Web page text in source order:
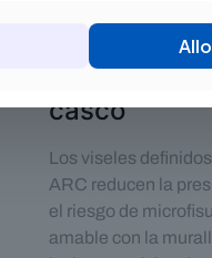
Menos
casco
Los viseles
ARC reducen la
el riesgo de
amable con la